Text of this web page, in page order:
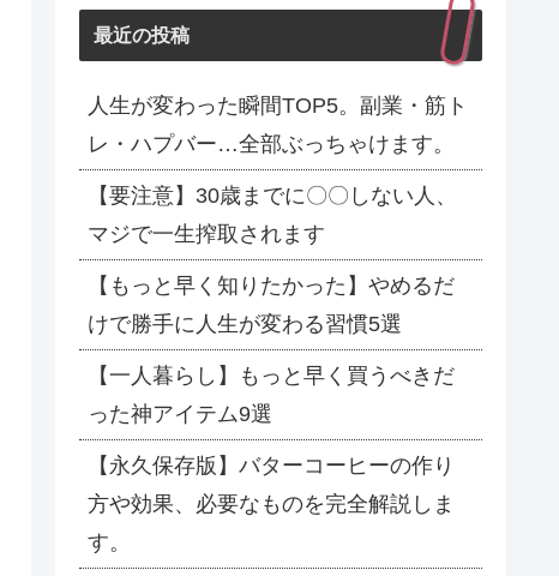
最近の投稿
人生が変わった瞬間TOP5。副業・筋ト
レ・ハプバー…全部ぶっちゃけます。
【要注意】30歳までに〇〇しない人、
マジで一生搾取されます
【もっと早く知りたかった】やめるだ
けで勝手に人生が変わる習慣5選
【一人暮らし】もっと早く買うべきだ
った神アイテム9選
【永久保存版】バターコーヒーの作り
方や効果、必要なものを完全解説しま
す。